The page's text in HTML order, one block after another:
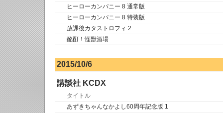
ヒーローカンパニー 8 通常版
ヒーローカンパニー 8 特装版
放課後カタストロフィ 2
酩酊！怪獣酒場
2015/10/6
講談社 KCDX
タイトル
あずきちゃんなかよし60周年記念版 1